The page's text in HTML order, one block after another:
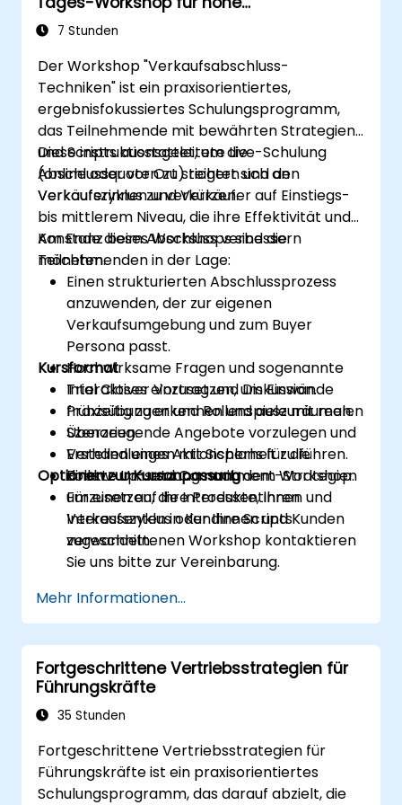
Konkurrenten zu analysieren, um Social-
Media-Taktiken zu verfeinern.
entwickeln und ihren Erfolg zu messen.
Online-Gemeinschaften effektiv zu
interagieren und moderieren.
Social-Media-Krisen zu bearbeiten und
Markenreputation aufrechtzuerhalten.
Ethische Best Practices und Social-
Media-Policies zu implementieren.
Konversionsraten
7 Stunden
Der Workshop "Verkaufsabschluss-
Techniken" ist ein praxisorientiertes,
ergebnisfokussiertes Schulungsprogramm,
das Teilnehmende mit bewährten Strategien
und Scripts ausstattet, um die
Abschlussquoten zu steigern und den
Verkaufszyklus zu verkürzen.
Diese instruktionsgeleitete Live-Schulung
(online oder vor Ort) richtet sich an
Verkäuferinnen und Verkäufer auf Einstiegs-
bis mittlerem Niveau, die ihre Effektivität und
Konstanz beim Abschluss verbessern
möchten.
Am Ende dieses Workshops sind die
Teilnehmenden in der Lage:
Einen strukturierten Abschlussprozess
anzuwenden, der zur eigenen
Verkaufsumgebung und zum Buyer
Persona passt.
Hochwirksame Fragen und sogenannte
Trial Closes einzusetzen, um Einwände
frühzeitig zu erkennen und auszuräumen.
Überzeugende Angebote vorzulegen und
Verhandlungen mit Sicherheit zu führen.
Follow-up- und Commitment-Strategien
umzusetzen, die Interessentinnen und
Interessenten in Kundinnen und Kunden
verwandeln.
Kursformat
Interaktiver Vortrag und Diskussion.
Praxisübungen und Rollenspiele mit realen
Szenarien.
Erstellen eines Aktionsplans für die
direkte Umsetzung nach dem Workshop.
Optionen zur Kursanpassung
Für einen auf Ihre Produkte, Ihren
Verkaufszyklus oder Ihre Scripts
zugeschnittenen Workshop kontaktieren
Sie uns bitte zur Vereinbarung.
Mehr Informationen...
Fortgeschrittene Vertriebsstrategien für
Führungskräfte
35 Stunden
Fortgeschrittene Vertriebsstrategien für
Führungskräfte ist ein praxisorientiertes
Schulungsprogramm, das darauf abzielt, die